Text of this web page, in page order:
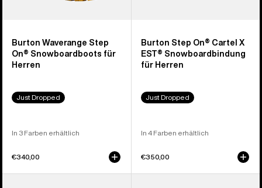
Burton Waverange Step
On® Snowboardboots für
Herren
Just Dropped
In 3 Farben erhältlich
€340,00
Burton Step On® Cartel X
EST® Snowboardbindung
für Herren
Just Dropped
In 4 Farben erhältlich
€350,00